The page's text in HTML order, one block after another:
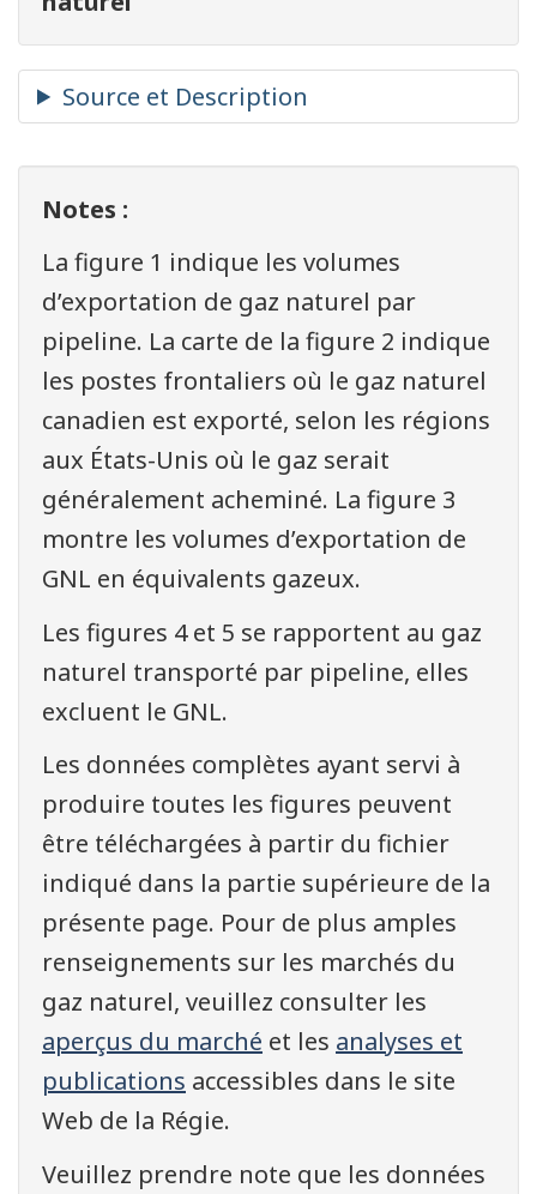
Notes :
La figure 1 indique les volumes
d’exportation de gaz naturel par
pipeline. La carte de la figure 2 indique
les postes frontaliers où le gaz naturel
canadien est exporté, selon les régions
aux États-Unis où le gaz serait
généralement acheminé. La figure 3
montre les volumes d’exportation de
GNL en équivalents gazeux.
Les figures 4 et 5 se rapportent au gaz
naturel transporté par pipeline, elles
excluent le GNL.
Les données complètes ayant servi à
produire toutes les figures peuvent
être téléchargées à partir du fichier
indiqué dans la partie supérieure de la
présente page. Pour de plus amples
renseignements sur les marchés du
gaz naturel, veuillez consulter les
aperçus du marché et les analyses et
publications accessibles dans le site
Web de la Régie.
Veuillez prendre note que les données